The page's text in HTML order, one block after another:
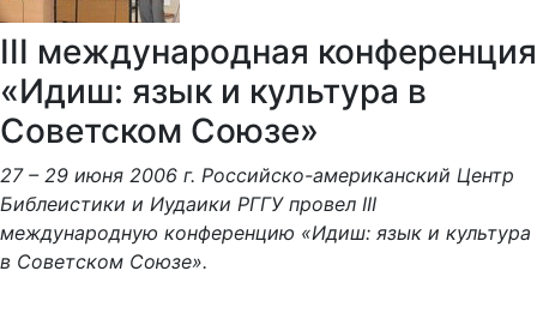
III международная конференция
«Идиш: язык и культура в
Советском Союзе»
27 – 29 июня 2006 г. Российско-американский Центр
Библеистики и Иудаики РГГУ провел III
международную конференцию «Идиш: язык и культура
в Советском Союзе».